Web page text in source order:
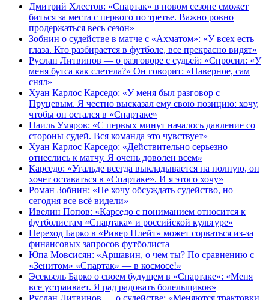
Дмитрий Хлестов: «Спартак» в новом сезоне сможет
биться за места с первого по третье. Важно ровно
продержаться весь сезон»
Зобнин о судействе в матче с «Ахматом»: «У всех есть
глаза. Кто разбирается в футболе, все прекрасно видят»
Руслан Литвинов — о разговоре с судьей: «Спросил: «У
меня бутса как слетела?» Он говорит: «Наверное, сам
снял»
Хуан Карлос Карседо: «У меня был разговор с
Пруцевым. Я честно высказал ему свою позицию: хочу,
чтобы он остался в «Спартаке»
Наиль Умяров: «С первых минут началось давление со
стороны судей. Вся команда это чувствует»
Хуан Карлос Карседо: «Действительно серьезно
отнеслись к матчу. Я очень доволен всем»
Карседо: «Угальде всегда выкладывается на полную, он
хочет оставаться в «Спартаке». И я этого хочу»
Роман Зобнин: «Не хочу обсуждать судейство, но
сегодня все всё видели»
Ивелин Попов: «Карседо с пониманием относится к
футболистам «Спартака» и российской культуре»
Переход Барко в «Ривер Плейт» может сорваться из‑за
финансовых запросов футболиста
Юпа Мовсисян: «Аршавин, о чем ты? По сравнению с
«Зенитом» «Спартак» — в космосе!»
Эсекьель Барко о своем будущем в «Спартаке»: «Меня
все устраивает. Я рад радовать болельщиков»
Руслан Литвинов — о судействе: «Меняются трактовки,